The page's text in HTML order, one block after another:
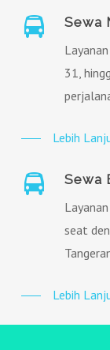
Sewa
31,
Lebih
Sewa
seat
Lebih